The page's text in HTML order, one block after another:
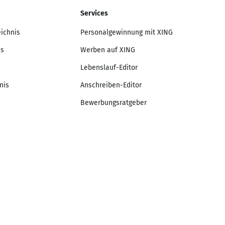
Services
Personalgewinnung mit XING
Werben auf XING
Lebenslauf-Editor
Anschreiben-Editor
Bewerbungsratgeber